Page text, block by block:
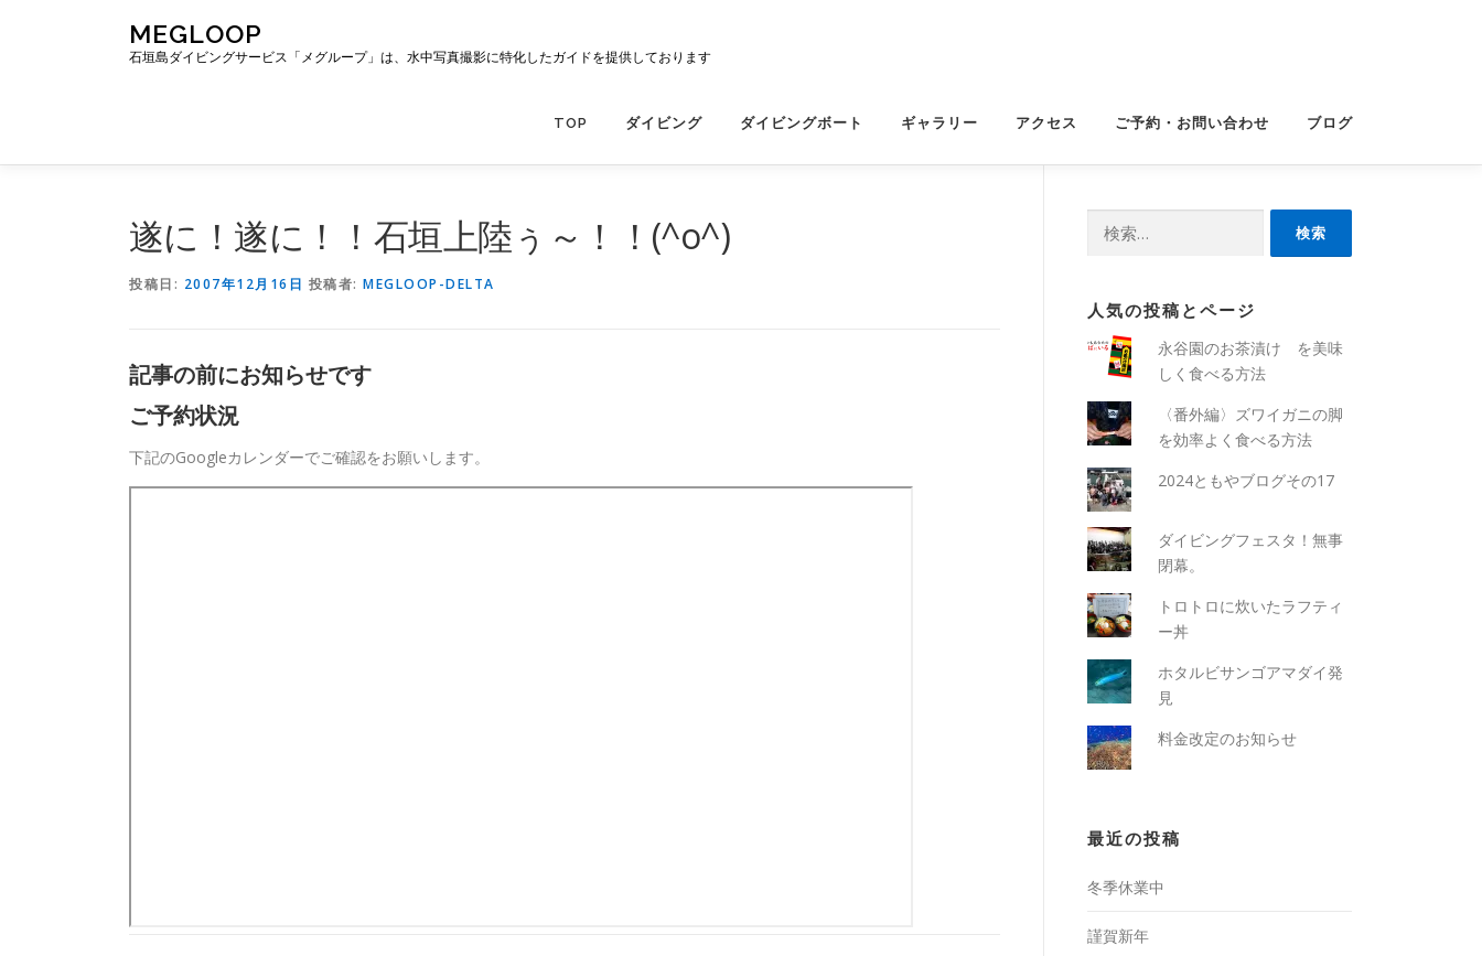
ス
MEGLOOP
石垣島ダイビングサービス「メグループ」は、水中写真撮影に特化したガイドを提供しております
TOP ダイビング ダイビングボート ギャラリー アクセス ご予約・お問い合わせ ブログ
遂に！遂に！！石垣上陸ぅ～！！(^o^)
投稿日: 2007年12月16日 投稿者: MEGLOOP-DELTA
記事の前にお知らせです
ご予約状況
下記のGoogleカレンダーでご確認をお願いします。
人気の投稿とページ
永谷園のお茶漬け を美味
しく食べる方法
〈番外編〉ズワイガニの脚
を効率よく食べる方法
2024ともやブログその17
ダイビングフェスタ！無事
閉幕。
トロトロに炊いたラフティ
ー丼
ホタルビサンゴアマダイ発
見
料金改定のお知らせ
最近の投稿
冬季休業中
謹賀新年